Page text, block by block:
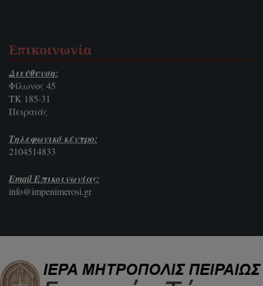
Επικοινωνία
Διεύθυνση:
Φίλωνος 45
ΤΚ 185-31
Πειραιάς
Τηλεφωνικό κέντρο:
2104514833
Email Επικοινωνίας:
info@impenimerosi.gr